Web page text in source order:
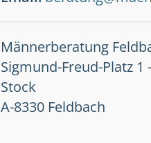
Männerberatung
Sigmund-Freud-Platz 1
Stock
A-8330 Feldbach